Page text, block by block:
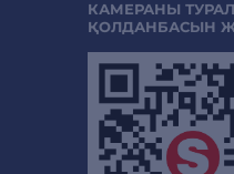
КАМЕРАНЫ
ҚОЛДАНБАСЫН